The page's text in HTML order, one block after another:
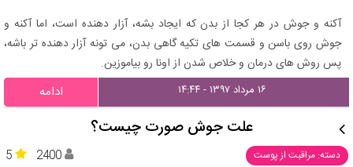
آکنه و جوش در هر کجا از بدن که ایجاد بشه، آزار دهنده است، اما آکنه و
جوش روی باسن و قسمت های تکیه گاهی بدن، می تونه آزار دهنده تر باشه،
پس روش های درمان و خلاص شدن از اونا رو بیاموزین.
۱۶ مرداد ۱۳۹۷ - ۱۴:۴۴ ادامه
علت جوش صورت چیست؟
دسته: مراقبت از پوست 5 2400